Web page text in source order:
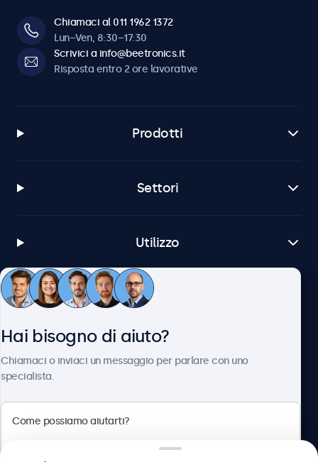
Chiamaci al 011 1962 1372
Lun–Ven, 8:30–17:30
Scrivici a info@beetronics.it
Risposta entro 2 ore lavorative
Prodotti
Settori
Utilizzo
Servizio Clienti
Hai bisogno di aiuto?
Chiamaci o inviaci un messaggio per parlare con uno
specialista.